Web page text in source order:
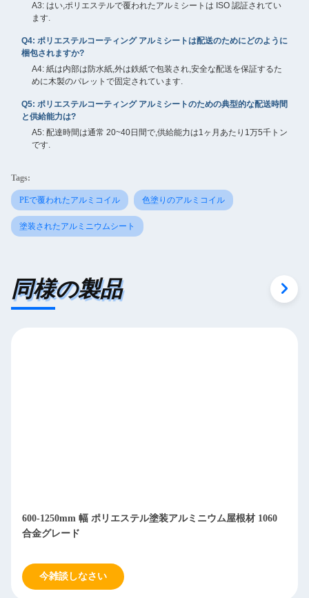
A3: はい,ポリエステルで覆われたアルミシートは ISO 認証されてい
ます.
Q4: ポリエステルコーティング アルミシートは配送のためにどのように
梱包されますか?
A4: 紙は内部は防水紙,外は鉄紙で包装され,安全な配送を保証するた
めに木製のパレットで固定されています.
Q5: ポリエステルコーティング アルミシートのための典型的な配送時間
と供給能力は?
A5: 配達時間は通常 20~40日間で,供給能力は1ヶ月あたり1万5千トン
です.
Tags:
PEで覆われたアルミコイル 色塗りのアルミコイル
塗装されたアルミニウムシート
同様の製品
600-1250mm 幅 ポリエステル塗装アルミニウム屋根材 1060
合金グレード
今雑談しなさい